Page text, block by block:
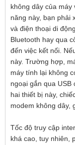
không dây của
năng này, bạn phải
và điện thoại di
Bluetooth hay qua
đến việc kết nối.
này. Trường hợp,
máy tính lại không
ngoại gắn qua
hai thiết bị này,
modem không dây,
Tốc độ truy cập
khá cao, tuy nhiên,